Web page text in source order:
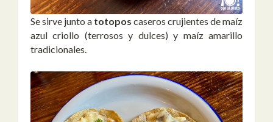
Se sirve junto a totopos caseros crujientes de maíz
azul criollo (terrosos y dulces) y maíz amarillo
tradicionales.